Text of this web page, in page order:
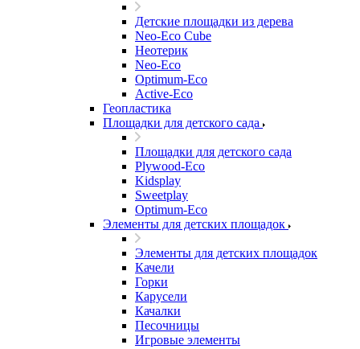
Детские площадки из дерева
Neo-Eco Cube
Неотерик
Neo-Eco
Оptimum-Еco
Active-Eco
Геопластика
Площадки для детского сада
Площадки для детского сада
Plywood-Eco
Kidsplay
Sweetplay
Оptimum-Еco
Элементы для детских площадок
Элементы для детских площадок
Качели
Горки
Карусели
Качалки
Песочницы
Игровые элементы